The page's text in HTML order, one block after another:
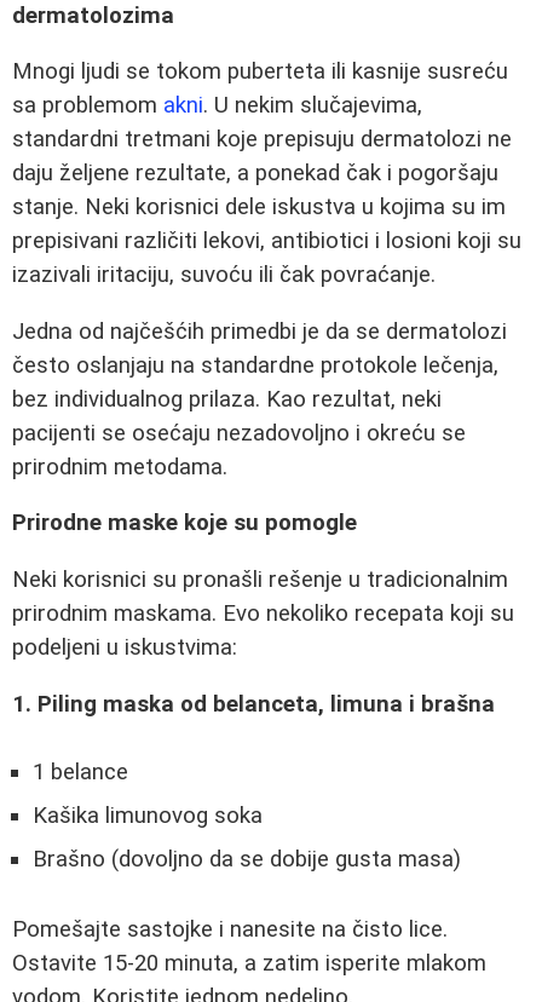
dermatolozima
Mnogi ljudi se tokom puberteta ili kasnije susreću
sa problemom akni. U nekim slučajevima,
standardni tretmani koje prepisuju dermatolozi ne
daju željene rezultate, a ponekad čak i pogoršaju
stanje. Neki korisnici dele iskustva u kojima su im
prepisivani različiti lekovi, antibiotici i losioni koji su
izazivali iritaciju, suvoću ili čak povraćanje.
Jedna od najčešćih primedbi je da se dermatolozi
često oslanjaju na standardne protokole lečenja,
bez individualnog prilaza. Kao rezultat, neki
pacijenti se osećaju nezadovoljno i okreću se
prirodnim metodama.
Prirodne maske koje su pomogle
Neki korisnici su pronašli rešenje u tradicionalnim
prirodnim maskama. Evo nekoliko recepata koji su
podeljeni u iskustvima:
1. Piling maska od belanceta, limuna i brašna
1 belance
Kašika limunovog soka
Brašno (dovoljno da se dobije gusta masa)
Pomešajte sastojke i nanesite na čisto lice.
Ostavite 15-20 minuta, a zatim isperite mlakom